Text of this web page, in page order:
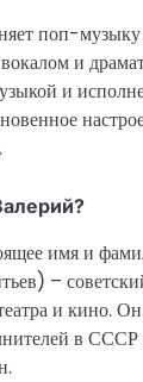
поп-
и
и
имя и
–
и кино.
в СССР